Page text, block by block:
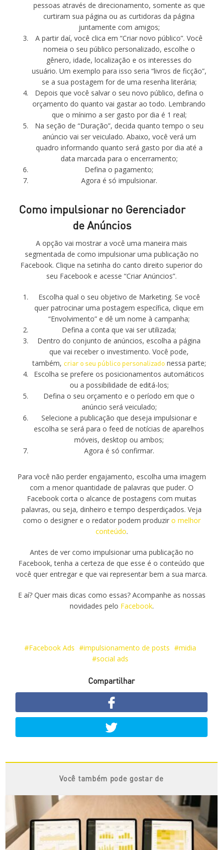
pessoas através de direcionamento, somente as que
curtiram sua página ou as curtidoras da página
juntamente com amigos;
A partir daí, você clica em “Criar novo público”. Você
nomeia o seu público personalizado, escolhe o
gênero, idade, localização e os interesses do
usuário. Um exemplo para isso seria “livros de ficção”,
se a sua postagem for de uma resenha literária;
Depois que você salvar o seu novo público, defina o
orçamento do quanto vai gastar ao todo. Lembrando
que o mínimo a ser gasto por dia é 1 real;
Na seção de “Duração”, decida quanto tempo o seu
anúncio vai ser veiculado. Abaixo, você verá um
quadro informando quanto será gasto por dia até a
data marcada para o encerramento;
Defina o pagamento;
Agora é só impulsionar.
Como impulsionar no Gerenciador
de Anúncios
A opção vai mostrar a você uma maneira mais
segmentada de como impulsionar uma publicação no
Facebook. Clique na setinha do canto direito superior do
seu Facebook e acesse “Criar Anúncios”.
Escolha qual o seu objetivo de Marketing. Se você
quer patrocinar uma postagem específica, clique em
“Envolvimento” e dê um nome à campanha;
Defina a conta que vai ser utilizada;
Dentro do conjunto de anúncios, escolha a página
que vai receber o investimento. Você pode,
também, criar o seu público personalizadonessa parte;
Escolha se prefere os posicionamentos automáticos
ou a possibilidade de editá-los;
Defina o seu orçamento e o período em que o
anúncio será veiculado;
Selecione a publicação que deseja impulsionar e
escolha se será para o feed de notícias de aparelhos
móveis, desktop ou ambos;
Agora é só confirmar.
Para você não perder engajamento, escolha uma imagem
com a menor quantidade de palavras que puder. O
Facebook corta o alcance de postagens com muitas
palavras, ou seja, dinheiro e tempo desperdiçados. Veja
como o designer e o redator podem produzir o melhor
conteúdo.
Antes de ver como impulsionar uma publicação no
Facebook, tenha a certeza de que esse é o conteúdo que
você quer entregar e que vai representar bem a sua marca.
E aí? Quer mais dicas como essas? Acompanhe as nossas
novidades pelo Facebook.
Facebook Ads impulsionamento de posts
midia
social ads
Compartilhar
Você também pode gostar de